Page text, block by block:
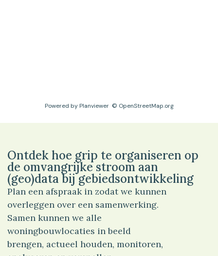
Powered by Planviewer© OpenStreetMap.org
Ontdek hoe grip te organiseren op
de omvangrijke stroom aan
(geo)data bij gebiedsontwikkeling
Plan een afspraak in zodat we kunnen
overleggen over een samenwerking.
Samen kunnen we alle
woningbouwlocaties in beeld
brengen, actueel houden, monitoren,